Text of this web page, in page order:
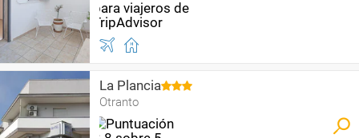
La Plancia
Otranto